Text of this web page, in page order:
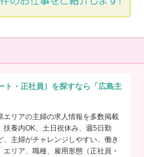
ト・正社員）を探すなら「広島主
エリアの主婦の求人情報を多数掲載
養内OK、土日祝休み、週5日勤
主婦がチャレンジしやすい、働き
リア、職種、雇用形態（正社員・